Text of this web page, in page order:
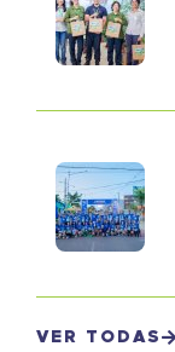
VER TODAS